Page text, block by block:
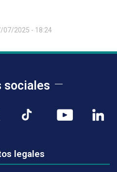
07/2025 - 18:24
sociales
legales